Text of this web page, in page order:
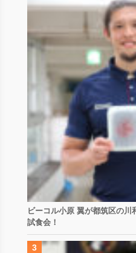
ビーコル小原 翼が都筑区の川
試食会！